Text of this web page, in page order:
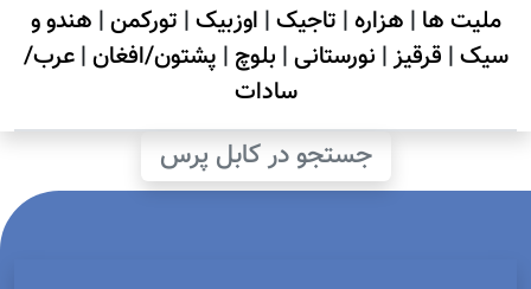
ملیت ها | هزاره| تاجیک| اوزبیک| تورکمن| هندو و
سیک| قرقیز| نورستانی| بلوچ | پشتون/افغان|عرب/
سادات
جستجو در کابل پرس